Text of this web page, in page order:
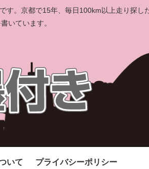
す。京都で15年、毎日100km以上走り探し
いています。
いて プライバシーポリシー